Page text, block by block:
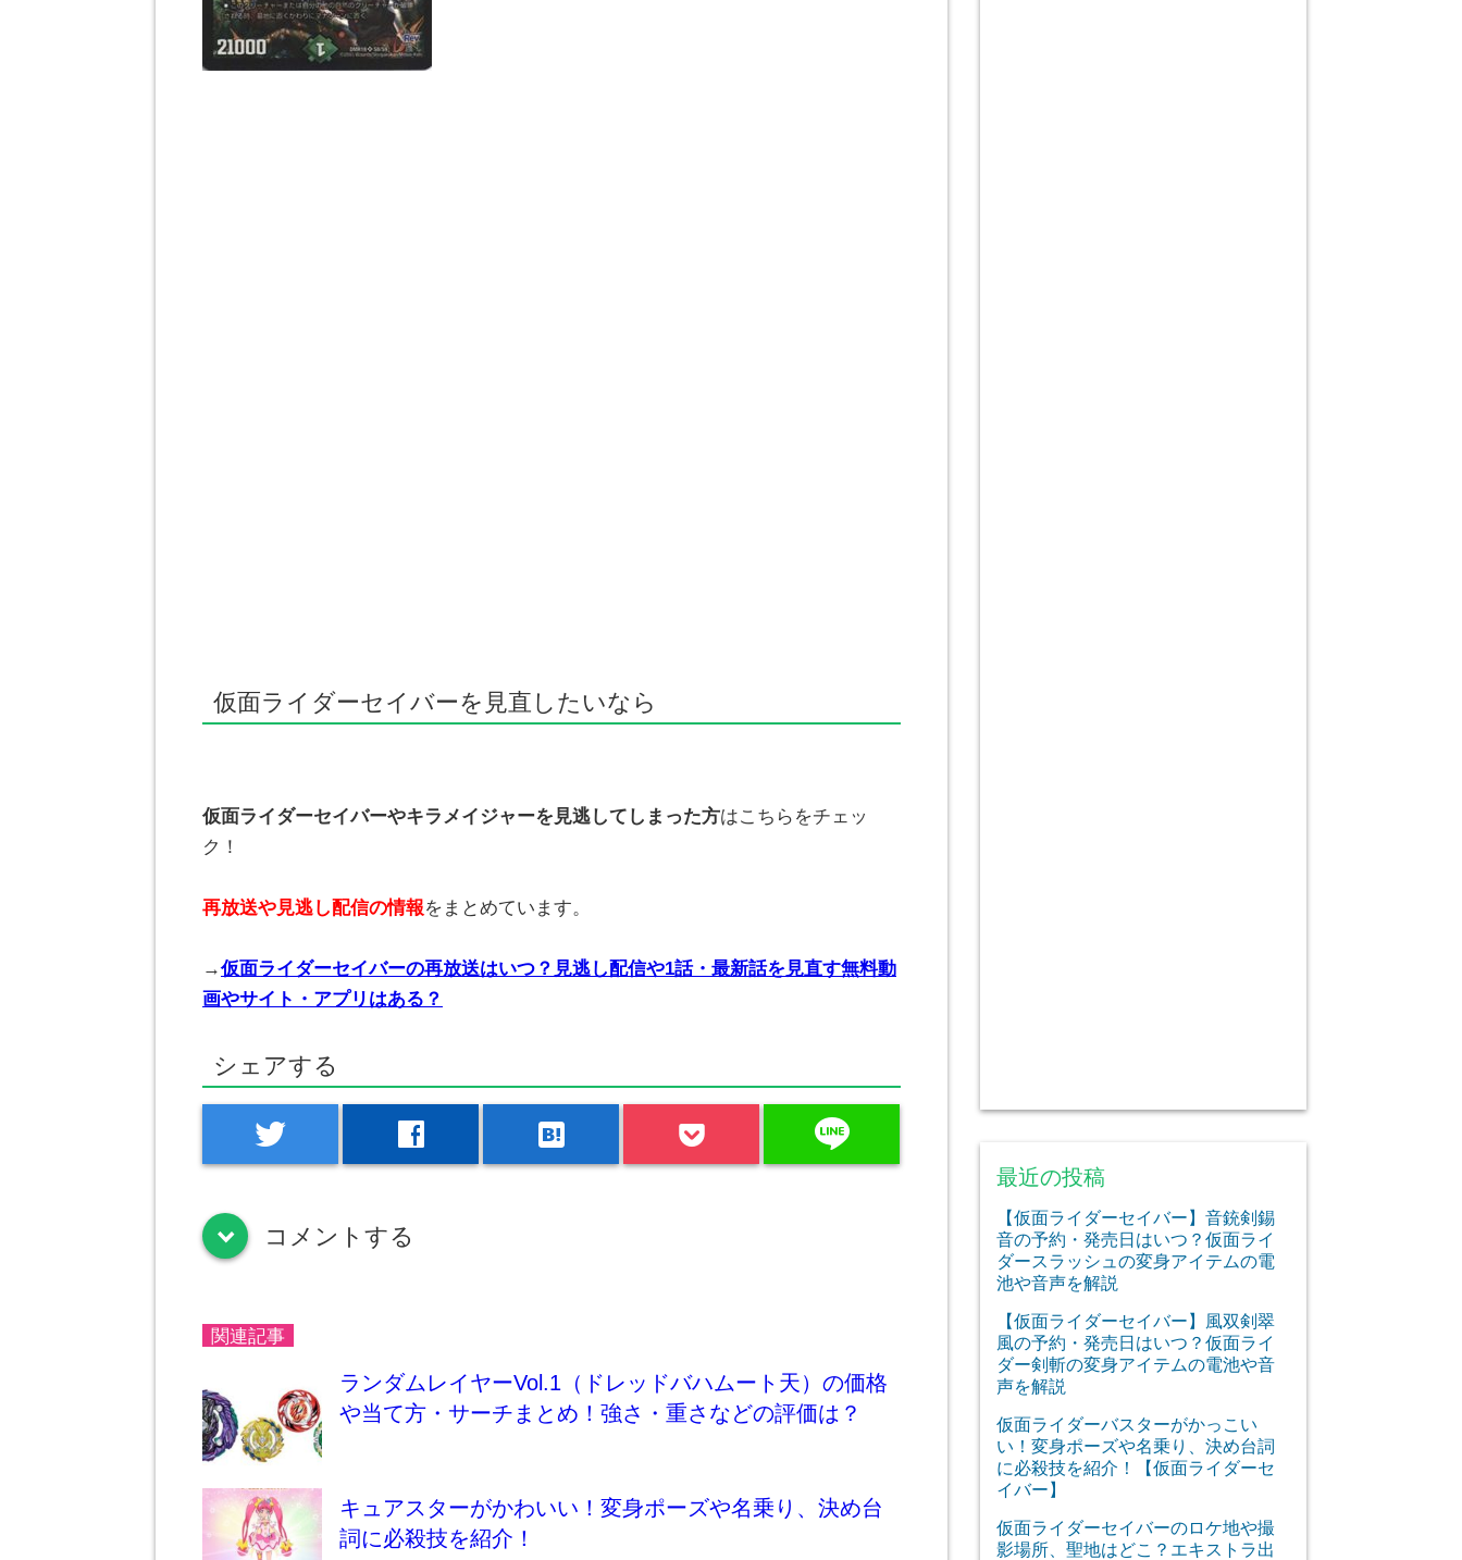
仮面ライダーセイバーを見直したいなら
仮面ライダーセイバーやキラメイジャーを見逃してしまった方はこちらをチェッ
ク！
再放送や見逃し配信の情報をまとめています。
→仮面ライダーセイバーの再放送はいつ？見逃し配信や1話・最新話を見直す無料動
画やサイト・アプリはある？
シェアする
twitter facebook hatenabookmark line
down コメントする
関連記事
ランダムレイヤーVol.1（ドレッドバハムート天）の価格
や当て方・サーチまとめ！強さ・重さなどの評価は？
キュアスターがかわいい！変身ポーズや名乗り、決め台
詞に必殺技を紹介！
最近の投稿
【仮面ライダーセイバー】音銃剣錫
音の予約・発売日はいつ？仮面ライ
ダースラッシュの変身アイテムの電
池や音声を解説
【仮面ライダーセイバー】風双剣翠
風の予約・発売日はいつ？仮面ライ
ダー剣斬の変身アイテムの電池や音
声を解説
仮面ライダーバスターがかっこい
い！変身ポーズや名乗り、決め台詞
に必殺技を紹介！【仮面ライダーセ
イバー】
仮面ライダーセイバーのロケ地や撮
影場所、聖地はどこ？エキストラ出